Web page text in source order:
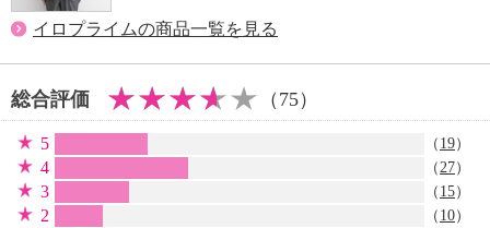
イロプライムの商品一覧を見る
総合評価 （75）
5 （ 19）
4 （27）
3 （ 15）
2 （ 10）